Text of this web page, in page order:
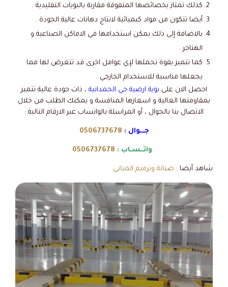
كذلك تمتاز بخصائصها المتفوقة مقارنة بالبويات التقليدية .
أيضا تتكون من مواد كيميائية لانتاج دهانات عالية الجودة .
بالاضافة إلى ذلك يمكن استخدامها في الاماكن الصناعية و
الهناجر .
كما تتميز بقوة تحملها لإي عوامل اخرى قد تتعرض لها مما
يجعلها مناسبة للاستخدام الخارجي .
احصل الان على بوية ارضية حي الحمدانية ، ذات جودة عالية تتميز
بمقاومتها العالية و اسعارها المنافسة و يمكنك الطلب من خلال
الاتصال بنا بالجوال ، أو المراسلة بالواتساب عبر الارقام التالية :
جـــوال : 0506737678
واتــسـاب : 0506737678
شاهد أيضا : صبانة وترميم المباني